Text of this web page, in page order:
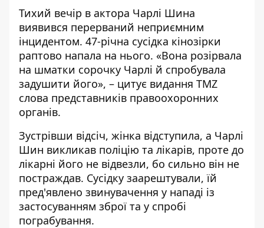
Тихий вечір в актора Чарлі Шина
виявився перерваний неприємним
інцидентом. 47-річна сусідка кінозірки
раптово напала на нього. «Вона розірвала
на шматки сорочку Чарлі й спробувала
задушити його», – цитує видання TMZ
слова представників правоохоронних
органів.
Зустрівши відсіч, жінка відступила, а Чарлі
Шин викликав поліцію та лікарів, проте до
лікарні його не відвезли, бо сильно він не
постраждав. Сусідку заарештували, їй
пред'явлено звинувачення у нападі із
застосуванням зброї та у спробі
пограбування.